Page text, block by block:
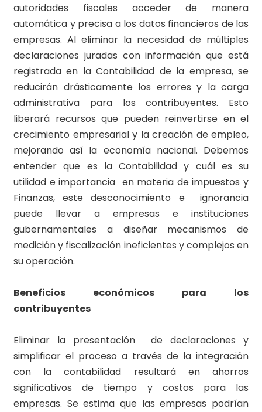
autoridades fiscales acceder de manera
automática y precisa a los datos financieros de las
empresas. Al eliminar la necesidad de múltiples
declaraciones juradas con información que está
registrada en la Contabilidad de la empresa, se
reducirán drásticamente los errores y la carga
administrativa para los contribuyentes. Esto
liberará recursos que pueden reinvertirse en el
crecimiento empresarial y la creación de empleo,
mejorando así la economía nacional. Debemos
entender que es la Contabilidad y cuál es su
utilidad e importancia en materia de impuestos y
Finanzas, este desconocimiento e ignorancia
puede llevar a empresas e instituciones
gubernamentales a diseñar mecanismos de
medición y fiscalización ineficientes y complejos en
su operación.
Beneficios económicos para los
contribuyentes
Eliminar la presentación de declaraciones y
simplificar el proceso a través de la integración
con la contabilidad resultará en ahorros
significativos de tiempo y costos para las
empresas. Se estima que las empresas podrían